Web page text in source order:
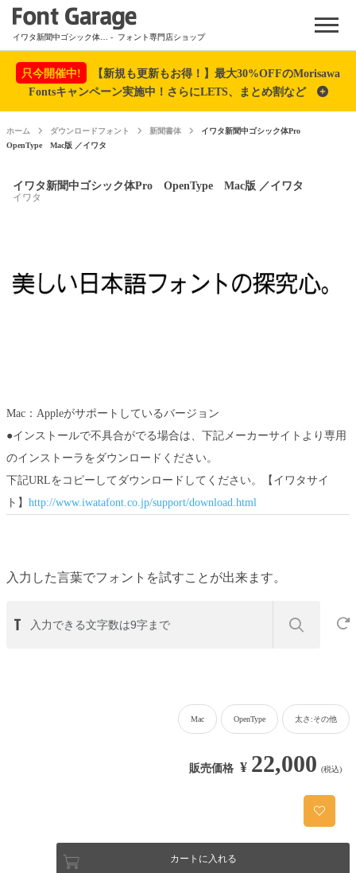
Menu
- フォント専門店ショップ
只今開催中!
【新規も更新もお得！】最大30%OFFのMorisawa
Fontsキャンペーン実施中！さらにLETS、まとめ割など
ホーム ダウンロードフォント 新聞書体
イワタ新聞中ゴシック体Pro
OpenType Mac版 ／イワタ
イワタ新聞中ゴシック体Pro OpenType Mac版 ／イワタ
イワタ
Mac：Appleがサポートしているバージョン
●インストールで不具合がでる場合は、下記メーカーサイトより専用
のインストーラをダウンロードください。
下記URLをコピーしてダウンロードしてください。【イワタサイ
ト】 http://www.iwatafont.co.jp/support/download.html
入力した言葉でフォントを試すことが出来ます。
Mac OpenType 太さ:その他
販売価格 ¥ 22,000 (税込)
カートに入れる